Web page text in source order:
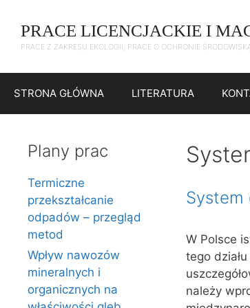
treści
PRACE LICENCJACKIE I
PRACE Z ZAKRESU EKOLOGII, PRACE O OCHRONIE
STRONA GŁÓWNA LITERATURA
System
W Polsce
tego
należy
Plany prac
Termiczne
przekształcanie
odpadów – przegląd
metod
Wpływ nawozów
mineralnych i
organicznych na